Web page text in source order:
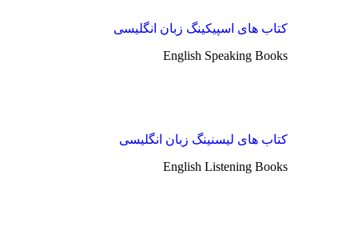
کتاب های اسپیکینگ زبان انگلیسی
English Speaking Books
کتاب های لیسنینگ زبان انگلیسی
English Listening Books